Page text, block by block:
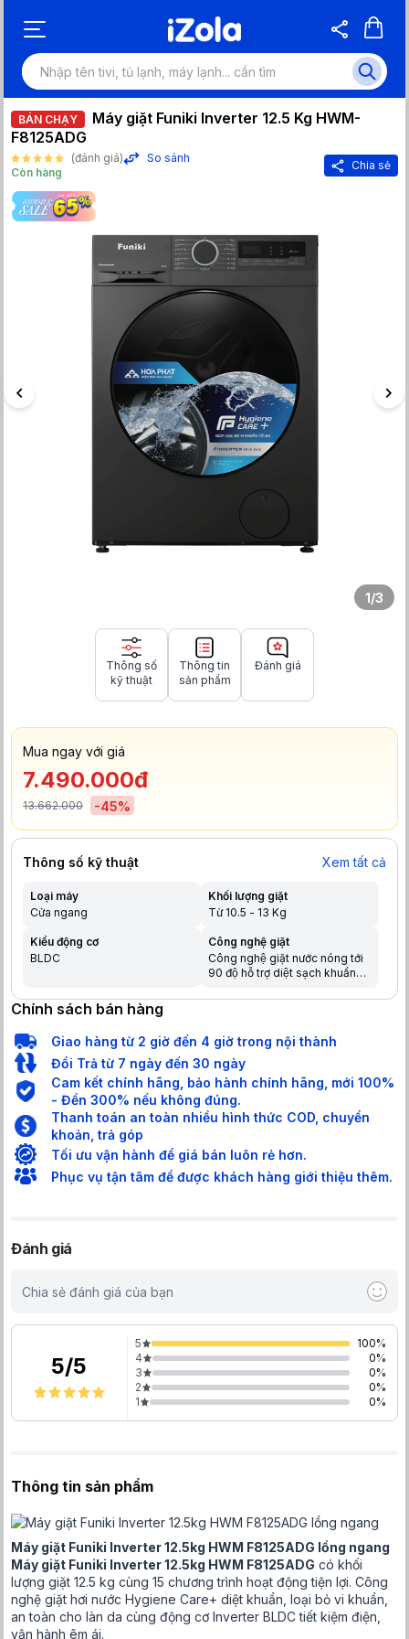
BÁN CHẠY
Máy giặt Funiki Inverter 12.5 Kg HWM-
F8125ADG
(đánh giá)
So sánh
Còn hàng
Chia sẻ
1/3
Thông số
kỹ thuật
Thông tin
sản phẩm
Đánh giá
Mua ngay với giá
7.490.000đ
13.662.000 -45%
Thông số kỹ thuật Xem tất cả
Loại máy
Cửa ngang
Khối lượng giặt
Từ 10.5 - 13 Kg
Kiểu động cơ
BLDC
Công nghệ giặt
Công nghệ giặt nước nóng tới
90 độ hỗ trợ diệt sạch khuẩn
3 lớp tính năng giúp đẩy lùi sự
Chính sách bán hàng
Giao hàng từ 2 giờ đến 4 giờ trong nội thành
Đổi Trả từ 7 ngày đến 30 ngày
Cam kết chính hãng, bảo hành chính hãng, mới 100%
- Đền 300% nếu không đúng.
Thanh toán an toàn nhiều hình thức COD, chuyển
khoản, trả góp
Tối ưu vận hành để giá bán luôn rẻ hơn.
Phục vụ tận tâm để được khách hàng giới thiệu thêm.
Đánh giá
Chia sẻ đánh giá của bạn
5/5
5 100%
4
0%
3
0%
2
0%
1
0%
Thông tin sản phẩm
Máy giặt Funiki Inverter 12.5kg HWM F8125ADG lồng ngang
Máy giặt Funiki Inverter 12.5kg HWM F8125ADG có khối
lượng giặt 12.5 kg cùng 15 chương trình hoạt động tiện lợi. Công
nghệ giặt hơi nước Hygiene Care+ diệt khuẩn, loại bỏ vi khuẩn,
an toàn cho làn da cùng động cơ Inverter BLDC tiết kiệm điện,
vận hành êm ái.